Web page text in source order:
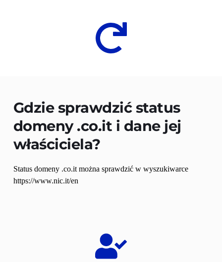
Gdzie sprawdzić status
domeny .co.it i dane jej
właściciela?
Status domeny .co.it można sprawdzić w wyszukiwarce
https://www.nic.it/en